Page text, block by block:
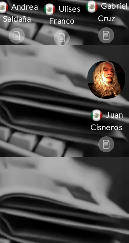
Andrea
Saldaña
Ulises
Franco
Gabriel
Cruz
Juan
Cisneros